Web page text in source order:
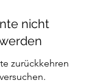
nicht
zurückkehren